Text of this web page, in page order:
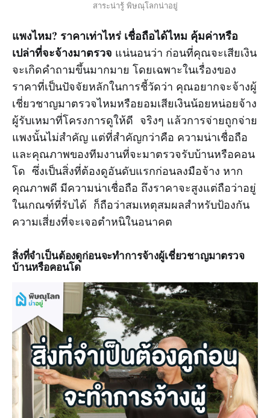
สาระน่ารู้ พิษณุโลกน่าอยู่
แพงไหม? ราคาเท่าไหร่ เชื่อถือได้ไหม คุ้มค่าหรือ
เปล่าที่จะจ้างมาตรวจ แน่นอนว่า ก่อนที่คุณจะเสียเงิน
จะเกิดคำถามขึ้นมากมาย โดยเฉพาะในเรื่องของ
ราคาที่เป็นปัจจัยหลักในการชี้วัดว่า คุณอยากจะจ้างผู้
เชี่ยวชาญมาตรวจไหมหรือยอมเสียเงินน้อยหน่อยจ้าง
ผู้รับเหมาที่โครงการดูให้ดี จริงๆ แล้วการจ่ายถูกจ่าย
แพงนั้นไม่สำคัญ แต่ที่สำคัญกว่าคือ ความน่าเชื่อถือ
และคุณภาพของทีมงานที่จะมาตรวจรับบ้านหรือคอน
โด ซึ่งเป็นสิ่งที่ต้องดูอันดับแรกก่อนลงมือจ้าง หาก
คุณภาพดี มีความน่าเชื่อถือ ถึงราคาจะสูงแต่ถือว่าอยู่
ในเกณฑ์ที่รับได้ ก็ถือว่าสมเหตุสมผลสำหรับป้องกัน
ความเสี่ยงที่จะเจอตำหนิในอนาคต
สิ่งที่จำเป็นต้องดูก่อนจะทำการจ้างผู้เชี่ยวชาญมาตรวจ
บ้านหรือคอนโด